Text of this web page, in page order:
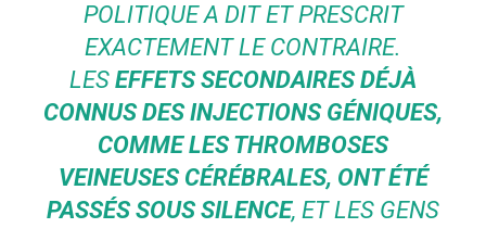
POLITIQUE A DIT ET PRESCRIT
EXACTEMENT LE CONTRAIRE.
LES EFFETS SECONDAIRES DÉJÀ
CONNUS DES INJECTIONS GÉNIQUES,
COMME LES THROMBOSES
VEINEUSES CÉRÉBRALES, ONT ÉTÉ
PASSÉS SOUS SILENCE, ET LES GENS